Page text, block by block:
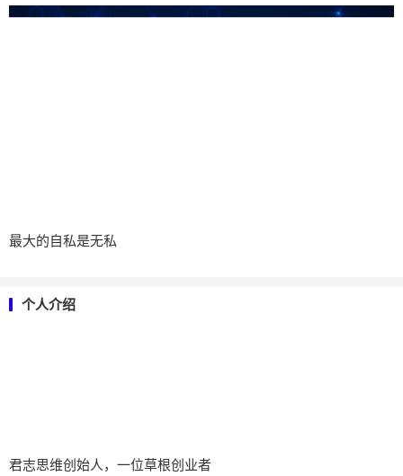
最大的自私是无私
个人介绍
君志思维创始人，一位草根创业者